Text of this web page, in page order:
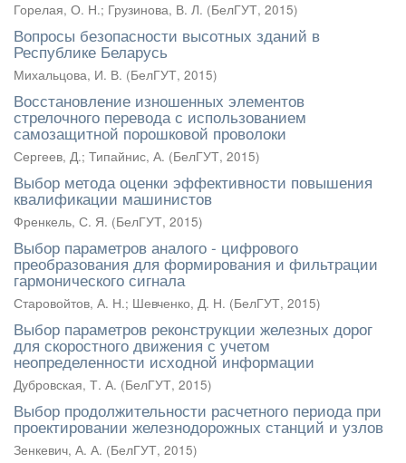
Горелая, О. Н.; Грузинова, В. Л. (БелГУТ, 2015)
Вопросы безопасности высотных зданий в
Республике Беларусь
Михальцова, И. В. (БелГУТ, 2015)
Восстановление изношенных элементов
стрелочного перевода с использованием
самозащитной порошковой проволоки
Сергеев, Д.; Типайнис, А. (БелГУТ, 2015)
Выбор метода оценки эффективности повышения
квалификации машинистов
Френкель, С. Я. (БелГУТ, 2015)
Выбор параметров аналого - цифрового
преобразования для формирования и фильтрации
гармонического сигнала
Старовойтов, А. Н.; Шевченко, Д. Н. (БелГУТ, 2015)
Выбор параметров реконструкции железных дорог
для скоростного движения с учетом
неопределенности исходной информации
Дубровская, Т. А. (БелГУТ, 2015)
Выбор продолжительности расчетного периода при
проектировании железнодорожных станций и узлов
Зенкевич, А. А. (БелГУТ, 2015)